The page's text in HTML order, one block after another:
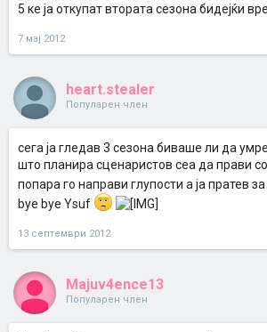
5 ке ја откупат втората сезона бидејќи
7 мај 2012
heart.stealer
Популарен член
сега ја гледав 3 сезона биваше ли да
што планира сценаристов сеа да прави
попара го направи глупости а ја пратев
bye bye Ysuf
13 септември 2012
Majuv4ence13
Популарен член